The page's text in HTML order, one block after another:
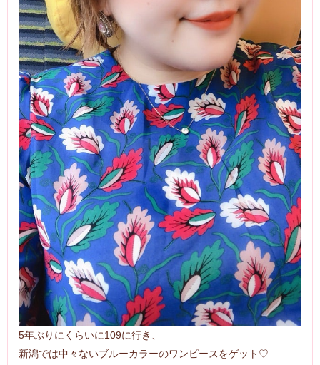
5年ぶりにくらいに109に行き、
新潟では中々ないブルーカラーのワンピースをゲット♡